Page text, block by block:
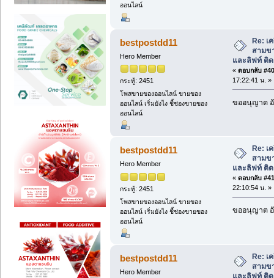
ออนไลน์
bestpostdd11
Hero Member
กระทู้: 2451
โพสขายของออนไลน์ ขายของ
ออนไลน์ เริ่มยังไง ชี้ช่องขายของ
ออนไลน์
Re: เ
สามข
และลิฟท์ ติ
« ตอบกลับ
17:22:41 น. »
ขออนุญาต
bestpostdd11
Hero Member
กระทู้: 2451
โพสขายของออนไลน์ ขายของ
ออนไลน์ เริ่มยังไง ชี้ช่องขายของ
ออนไลน์
Re: เ
สามข
และลิฟท์ ติ
« ตอบกลับ
22:10:54 น. »
ขออนุญาต
bestpostdd11
Hero Member
Re: เ
สามข
และลิฟท์ ติ